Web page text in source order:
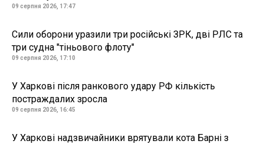
09 серпня 2026, 17:47
Сили оборони уразили три російські ЗРК, дві РЛС та
три судна "тіньового флоту"
09 серпня 2026, 17:10
У Харкові після ранкового удару РФ кількість
постраждалих зросла
09 серпня 2026, 16:45
У Харкові надзвичайники врятували кота Барні з